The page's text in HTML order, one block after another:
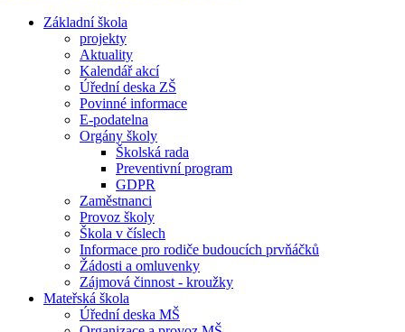
Základní škola
projekty
Aktuality
Kalendář akcí
Úřední deska ZŠ
Povinné informace
E-podatelna
Orgány školy
Školská rada
Preventivní program
GDPR
Zaměstnanci
Provoz školy
Škola v číslech
Informace pro rodiče budoucích prvňáčků
Žádosti a omluvenky
Zájmová činnost - kroužky
Mateřská škola
Úřední deska MŠ